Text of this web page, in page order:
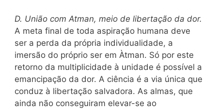
D. União com Atman, meio de libertação da dor.
A meta final de toda aspiração humana deve
ser a perda da própria individualidade, a
imersão do próprio ser em Àtman. Só por este
retorno da multiplicidade à unidade é possível a
emancipação da dor. A ciência é a via única que
conduz à libertação salvadora. As almas, que
ainda não conseguiram elevar-se ao